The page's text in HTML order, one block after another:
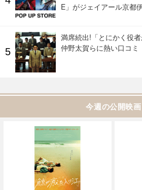
E」がジェイアール京都
満席続出!「とにかく役
仲野太賀らに熱い口コミ
今週の公開映画